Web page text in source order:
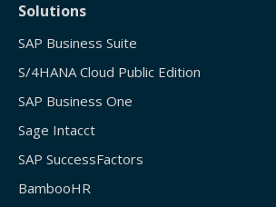
Solutions
SAP Business Suite
S/4HANA Cloud Public Edition
SAP Business One
Sage Intacct
SAP SuccessFactors
BambooHR